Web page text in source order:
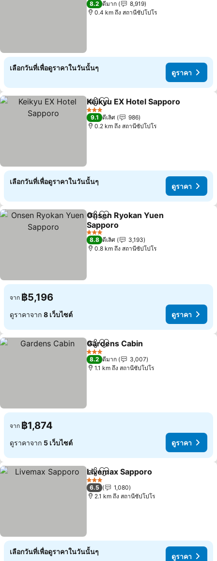
8.2 ดีมาก
8,919
0.4 km ถึง สถานีซัปโปโร
เลือกวันที่เพื่อดูราคาในวันนั้นๆ
ดูราคา
แชร์ เพิ่มในรายการโปรด
Keikyu EX Hotel Sapporo
3 ดาว
9.1 ดีเลิศ
986
0.2 km ถึง สถานีซัปโปโร
เลือกวันที่เพื่อดูราคาในวันนั้นๆ
ดูราคา
แชร์ เพิ่มในรายการโปรด
Onsen Ryokan Yuen
Sapporo
3 ดาว
8.8 ดีเลิศ
3,193
0.8 km ถึง สถานีซัปโปโร
จาก ฿5,196
ดูราคาจาก 8 เว็บไซต์ ดูราคา
แชร์ เพิ่มในรายการโปรด
Gardens Cabin
3 ดาว
8.2 ดีมาก
3,007
1.1 km ถึง สถานีซัปโปโร
จาก ฿1,874
ดูราคาจาก 5 เว็บไซต์ ดูราคา
แชร์ เพิ่มในรายการโปรด
Livemax Sapporo
3 ดาว
6.5
1,080
2.1 km ถึง สถานีซัปโปโร
เลือกวันที่เพื่อดูราคาในวันนั้นๆ
ดูราคา